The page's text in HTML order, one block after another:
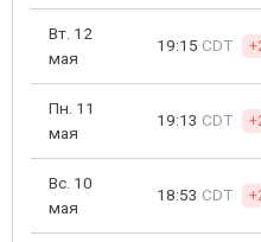
Вт. 12
мая
19:15 CDT
Пн. 11
мая
19:13 CDT
Вс. 10
мая
18:53 CDT